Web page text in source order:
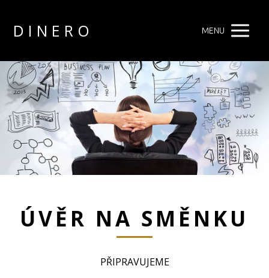
D I N E R O MENU
ÚVĚR NA SMĚNKU
PŘIPRAVUJEME